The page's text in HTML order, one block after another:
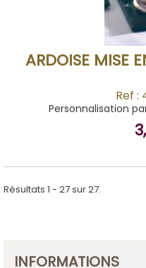
ARDOISE MISE
Ref :
Personnalisation
Résultats 1 - 27 sur 27.
INFORMATIONS